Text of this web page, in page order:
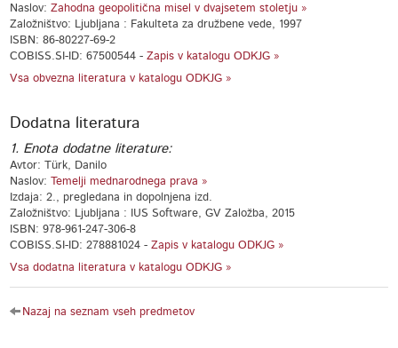
Naslov:Zahodna geopolitična misel v dvajsetem stoletju »
Založništvo: Ljubljana : Fakulteta za družbene vede, 1997
ISBN: 86-80227-69-2
COBISS.SI-ID: 67500544 -Zapis v katalogu ODKJG »
Vsa obvezna literatura v katalogu ODKJG »
Dodatna literatura
1. Enota dodatne literature:
Avtor: Türk, Danilo
Naslov:Temelji mednarodnega prava »
Izdaja: 2., pregledana in dopolnjena izd.
Založništvo: Ljubljana : IUS Software, GV Založba, 2015
ISBN: 978-961-247-306-8
COBISS.SI-ID: 278881024 -Zapis v katalogu ODKJG »
Vsa dodatna literatura v katalogu ODKJG »
Nazaj na seznam vseh predmetov